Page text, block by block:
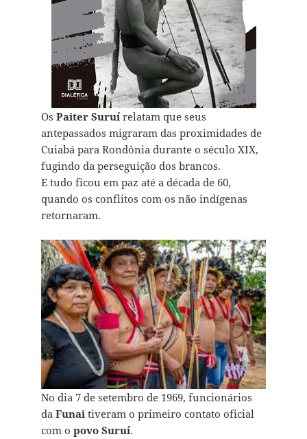
Os Paiter Suruírelatam que seus
antepassados migraram das proximidades de
Cuiabá para Rondônia durante o século XIX,
fugindo da perseguição dos brancos.
E tudo ficou em paz até a década de 60,
quando os conflitos com os não indígenas
retornaram.
No dia 7 de setembro de 1969, funcionários
da Funaitiveram o primeiro contato oficial
com o povo Suruí.